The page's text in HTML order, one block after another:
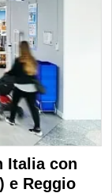
Italia con
e Reggio